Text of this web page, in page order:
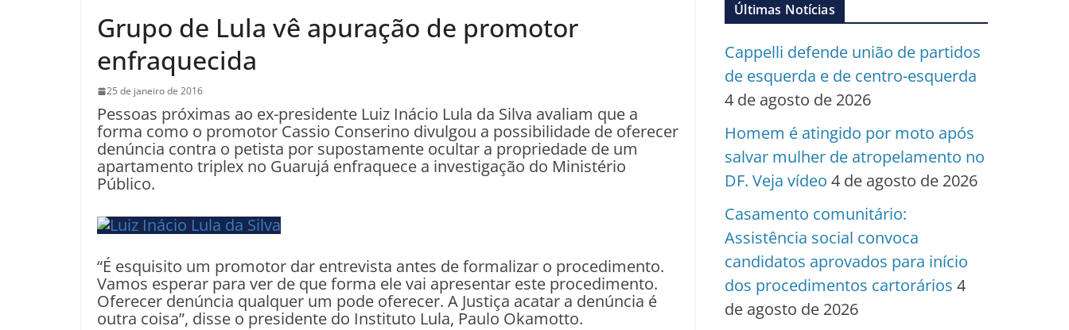
Grupo de Lula vê apuração de promotor
enfraquecida
25 de janeiro de 2016
Pessoas próximas ao ex-presidente Luiz Inácio Lula da Silva avaliam que a
forma como o promotor Cassio Conserino divulgou a possibilidade de oferecer
denúncia contra o petista por supostamente ocultar a propriedade de um
apartamento triplex no Guarujá enfraquece a investigação do Ministério
Público.
“É esquisito um promotor dar entrevista antes de formalizar o procedimento.
Vamos esperar para ver de que forma ele vai apresentar este procedimento.
Oferecer denúncia qualquer um pode oferecer. A Justiça acatar a denúncia é
outra coisa”, disse o presidente do Instituto Lula, Paulo Okamotto.
Últimas Notícias
Cappelli defende união de partidos
de esquerda e de centro-esquerda
4 de agosto de 2026
Homem é atingido por moto após
salvar mulher de atropelamento no
DF. Veja vídeo 4 de agosto de 2026
Casamento comunitário:
Assistência social convoca
candidatos aprovados para início
dos procedimentos cartorários 4
de agosto de 2026